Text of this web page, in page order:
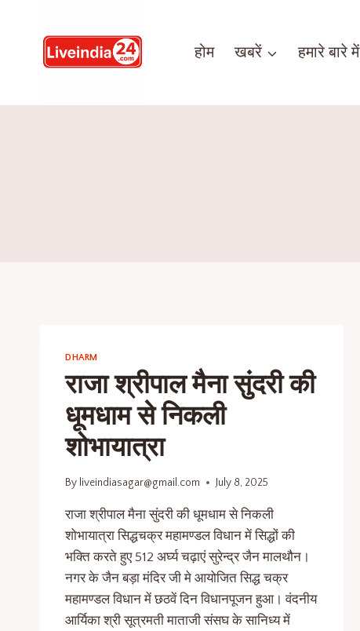
होम खबरें हमारे बारे में
DHARM
राजा श्रीपाल मैना सुंदरी की
धूमधाम से निकली
शोभायात्रा
By liveindiasagar@gmail.com July 8, 2025
राजा श्रीपाल मैना सुंदरी की धूमधाम से निकली
शोभायात्रा सिद्धचक्र महामण्डल विधान में सिद्धों की
भक्ति करते हुए 512 अर्घ्य चढ़ाएं सुरेन्द्र जैन मालथौन।
नगर के जैन बड़ा मंदिर जी मे आयोजित सिद्ध चक्र
महामण्डल विधान में छठवें दिन विधानपूजन हुआ। वंदनीय
आर्यिका श्री सूत्रमती माताजी संसघ के सानिध्य में